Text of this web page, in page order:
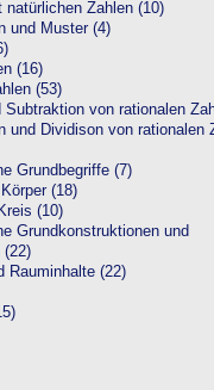
natürlichen Zahlen (10)
und Muster (4)
(16)
(53)
Subtraktion von rationalen
und Dividison von rationalen
Grundbegriffe (7)
(18)
(10)
Grundkonstruktionen und
(22)
Rauminhalte (22)